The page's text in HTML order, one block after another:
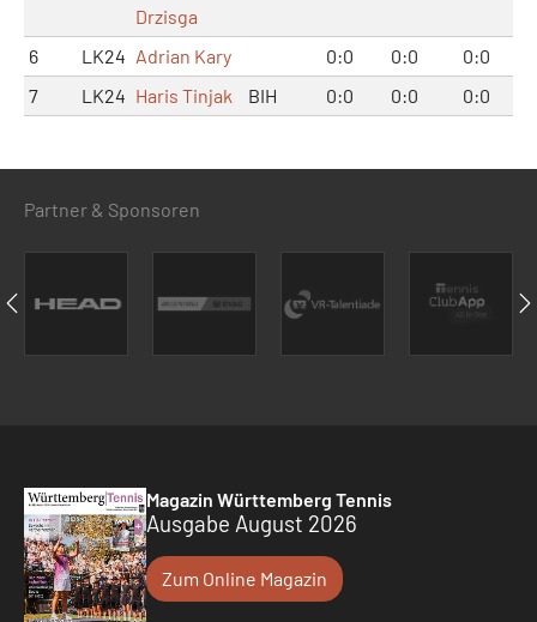
Drzisga
6 LK24 Adrian Kary 0:0 0:0
0:0
7
LK24 Haris Tinjak BIH 0:0 0:0 0:0
Partner & Sponsoren
Magazin Württemberg Tennis
Ausgabe August 2026
Zum Online Magazin